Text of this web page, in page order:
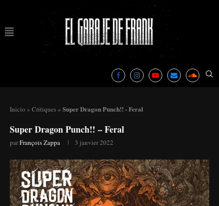
Inicio » Critiques » Super Dragon Punch!! - Feral
Super Dragon Punch!! – Feral
parFrançois Zappa 3 janvier 2022